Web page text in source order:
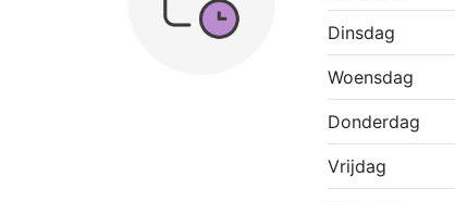
Dinsdag
Woensdag
Donderdag
Vrijdag